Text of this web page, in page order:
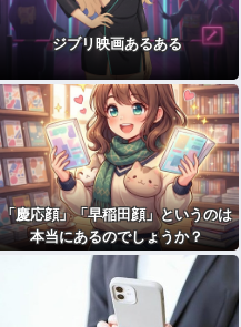
ジブリ映画あるある
「慶応顔」「早稲田顔」というのは
本当にあるのでしょうか？